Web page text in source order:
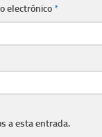
electrónico*
a esta entrada.